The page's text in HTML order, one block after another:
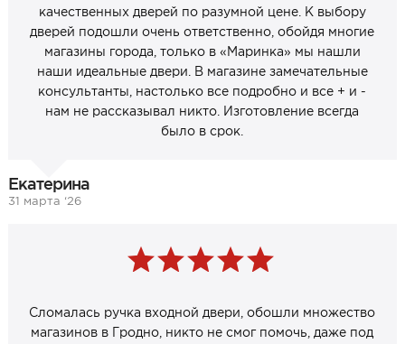
качественных дверей по разумной цене. К выбору
дверей подошли очень ответственно, обойдя многие
магазины города, только в «Маринка» мы нашли
наши идеальные двери. В магазине замечательные
консультанты, настолько все подробно и все + и -
нам не рассказывал никто. Изготовление всегда
было в срок.
Екатерина
31 марта ‘26
Сломалась ручка входной двери, обошли множество
магазинов в Гродно, никто не смог помочь, даже под